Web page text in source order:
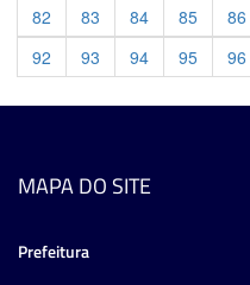
82
83 84 85 86
92
93 94 95 96
MAPA DO SITE
Prefeitura